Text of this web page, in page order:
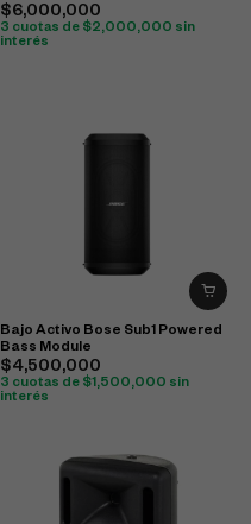
$6,000,000
3 cuotas de $2,000,000 sin
interés
Bajo Activo Bose Sub1 Powered
Bass Module
$4,500,000
3 cuotas de $1,500,000 sin
interés